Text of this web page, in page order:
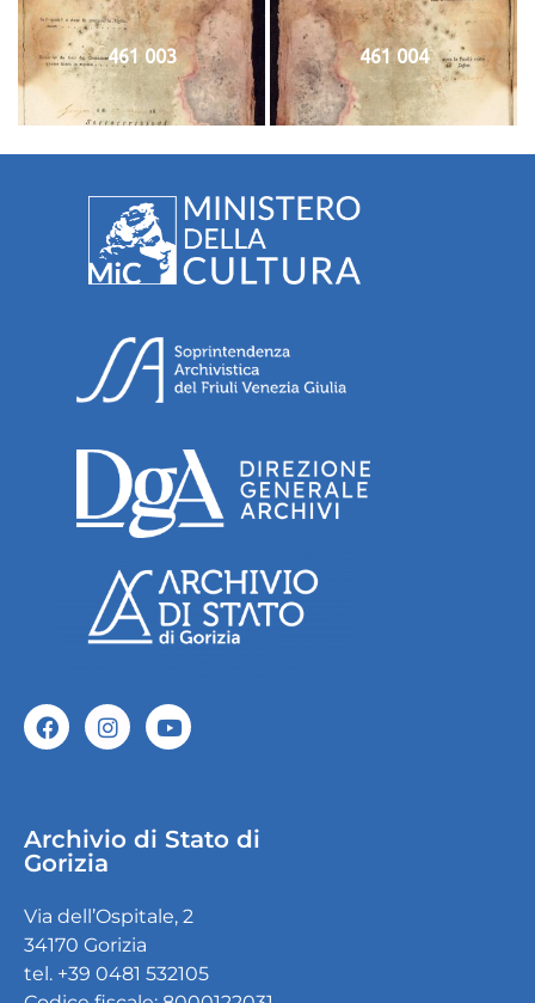
461 003 461 004
Archivio di Stato di
Gorizia
Via dell’Ospitale, 2
34170 Gorizia
tel. +39 0481 532105